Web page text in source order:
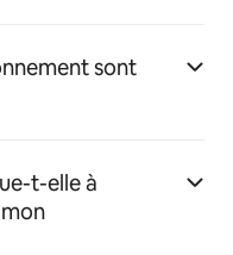
sont
t-elle à